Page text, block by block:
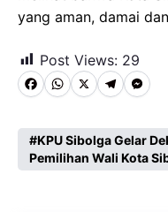
yang aman, damai
Post Views: 29
F
c
e
W
a
t
X T
l
e
M
s
s
KPU Sibolga Gelar
Pemilihan Wali Kota